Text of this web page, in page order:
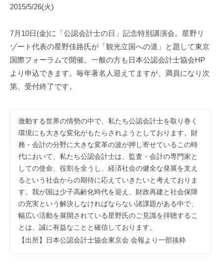
宏
事
務
所
2015/5/26(火)
7月10日(金)に「公認会計士の日」記念特別講演会。星野リ
ゾート代表の星野佳路氏が「観光立国への道」と題して東京
国際フォーラムで開催。一般の方も日本公認会計士協会HP
より申込できます。毎年著名人迎えてますが、満員になり次
第、受付終了です。
激動する世界の情勢の中で、私たち公認会計士を取り巻く
環境にも大きな変化がもたらされようとしております。財
務・会計の分野に大きな変革の波が押し寄せているこの時
代において、私たち公認会計士は、監査・会計の専門家と
しての使命、役割を全うし、経済社会の健全な発展を支え
るという社会からの期待に応えていきたいと考えておりま
す。我が国は少子高齢化時代を迎え、財政再建と社会保障
の充実という解決しなければならない諸課題がある中で、
幅広い活動を展開されている星野氏のご見識を拝聴するこ
とは、誠に有益なことと確信しております。
【出所】日本公認会計士協会東京会 会報より一部抜粋